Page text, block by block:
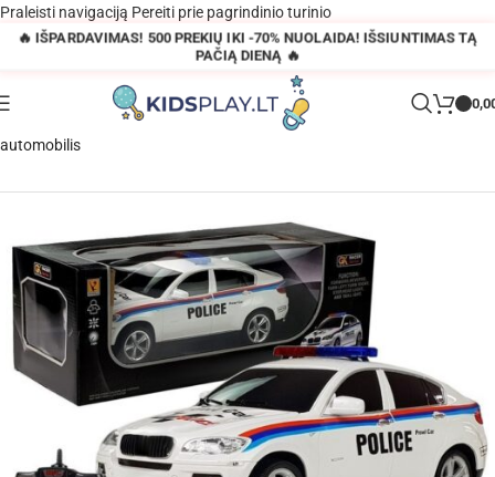
Praleisti navigaciją Pereiti prie pagrindinio turinio
🔥 IŠPARDAVIMAS! 500 PREKIŲ IKI -70% NUOLAIDA! IŠSIUNTIMAS TĄ
PAČIĄ DIENĄ 🔥
Parduotuvė
Nuotoliniu būdu valdomas policijos kupė
automobilis